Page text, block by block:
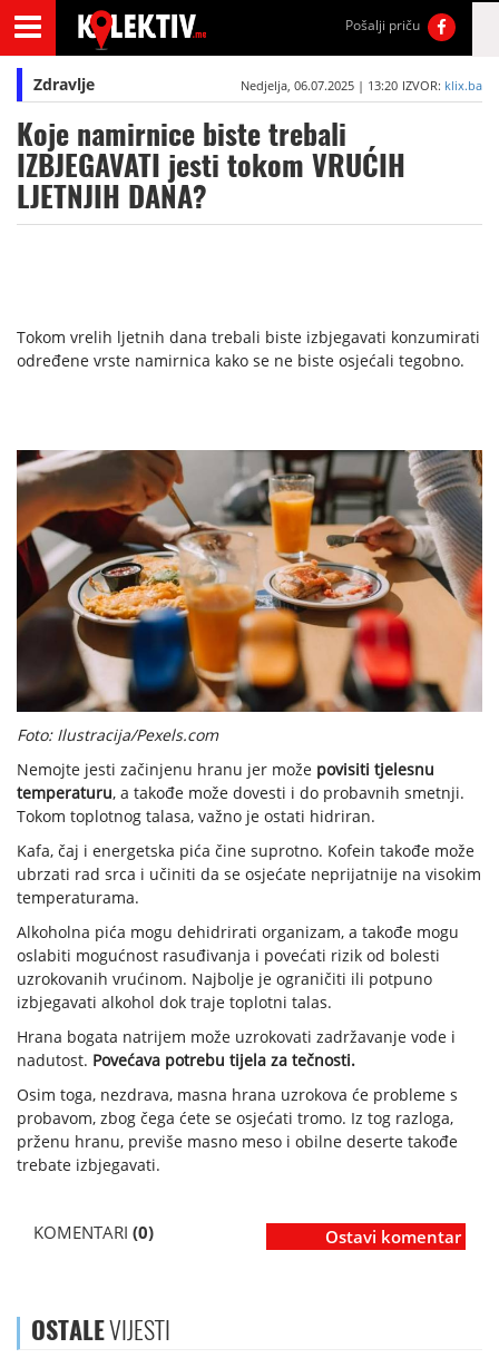
Pošalji priču
Zdravlje Nedjelja, 06.07.2025 | 13:20 IZVOR: klix.ba
Koje namirnice biste trebali
IZBJEGAVATI jesti tokom VRUĆIH
LJETNJIH DANA?
Tokom vrelih ljetnih dana trebali biste izbjegavati konzumirati
određene vrste namirnica kako se ne biste osjećali tegobno.
Foto: Ilustracija/Pexels.com
Nemojte jesti začinjenu hranu jer može povisiti tjelesnu
temperaturu, a takođe može dovesti i do probavnih smetnji.
Tokom toplotnog talasa, važno je ostati hidriran.
Kafa, čaj i energetska pića čine suprotno. Kofein takođe može
ubrzati rad srca i učiniti da se osjećate neprijatnije na visokim
temperaturama.
Alkoholna pića mogu dehidrirati organizam, a takođe mogu
oslabiti mogućnost rasuđivanja i povećati rizik od bolesti
uzrokovanih vrućinom. Najbolje je ograničiti ili potpuno
izbjegavati alkohol dok traje toplotni talas.
Hrana bogata natrijem može uzrokovati zadržavanje vode i
nadutost. Povećava potrebu tijela za tečnosti.
Osim toga, nezdrava, masna hrana uzrokova će probleme s
probavom, zbog čega ćete se osjećati tromo. Iz tog razloga,
prženu hranu, previše masno meso i obilne deserte takođe
trebate izbjegavati.
KOMENTARI (0) Ostavi komentar
OSTALEVIJESTI